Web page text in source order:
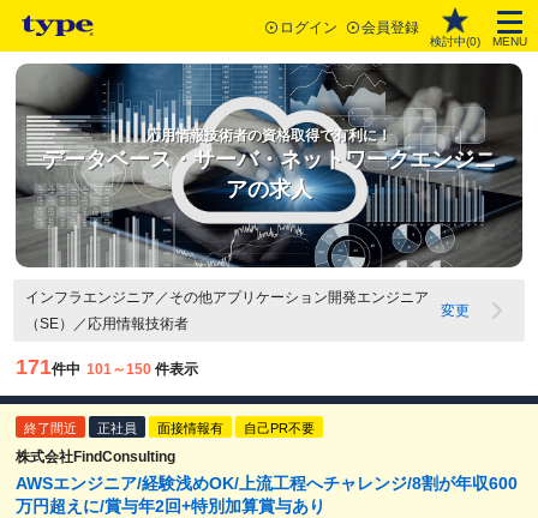
ログイン 会員登録
検討中(0) MENU
応用情報技術者の資格取得で有利に！
データベース・サーバ・ネットワークエンジニ
アの求人
インフラエンジニア／その他アプリケーション開発エンジニア
（SE）／応用情報技術者
変更
171件中 101～150 件表示
終了間近 正社員 面接情報有 自己PR不要
株式会社FindConsulting
AWSエンジニア/経験浅めOK/上流工程へチャレンジ/8割が年収600
万円超えに/賞与年2回+特別加算賞与あり